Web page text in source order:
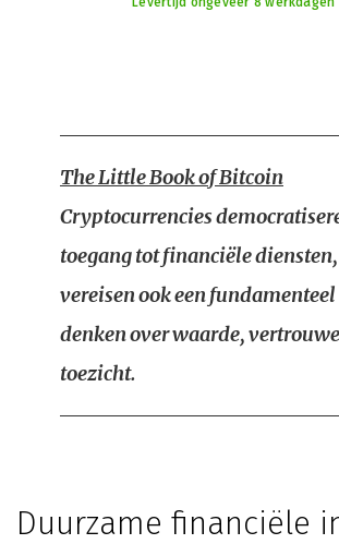
The Little Book of Bitcoin
Cryptocurrencies
toegang tot financiële
vereisen ook een
denken over waarde,
toezicht.
Duurzame financiële